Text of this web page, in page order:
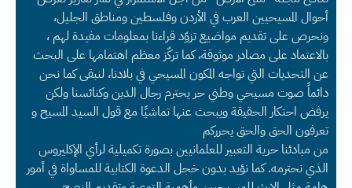
أحوال المسيحيين العرب في الأردن وفلسطين ومناطق الجليل،
ونحرص على تقديم مواضيع تزوّد قراءنا بمعلومات مفيدة لهم ،
بالاعتماد على مصادر موثوقة، كما تركّز معظم اهتمامها على البحث
عن التحديات التي تواجه المكون المسيحي في بلادنا، لنبقى كما نحن
دائماً صوت مسيحي وطني حر يحترم رجال الدين وكنائسنا ولكن
يرفض احتكار الحقيقة ويبحث عنها تماشيًا مع قول السيد المسيح و
تعرفون الحق والحق يحرركم
من مبادئنا حرية التعبير للعلمانيين بصورة تكميلية لرأي الإكليروس
الذي نحترمه. كما نؤيد بدون خجل الدعوة الكتابية للمساواة في أمور